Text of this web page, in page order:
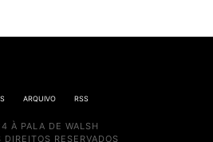
ARQUIVO RSS
À PALA DE WALSH
DIREITOS RESERVADOS